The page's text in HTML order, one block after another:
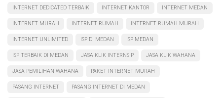
INTERNET DEDICATED TERBAIK INTERNET KANTOR INTERNET MEDAN
INTERNET MURAH INTERNET RUMAH INTERNET RUMAH MURAH
INTERNET UNLIMITED ISP DI MEDAN ISP MEDAN
ISP TERBAIK DI MEDAN JASA KLIK INTERNSIP JASA KLIK WAHANA
JASA PEMILIHAN WAHANA PAKET INTERNET MURAH
PASANG INTERNET PASANG INTERNET DI MEDAN